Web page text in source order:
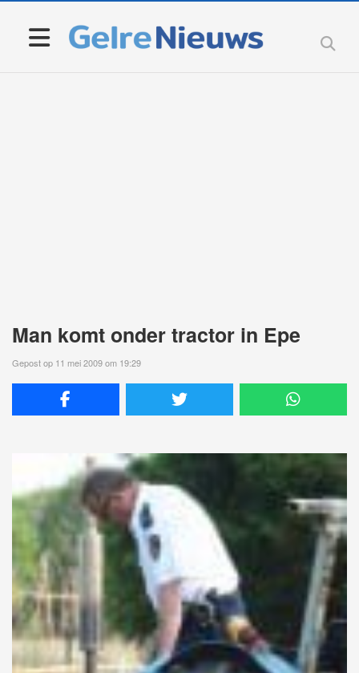
Man komt onder tractor in Epe
Gepost op 11 mei 2009 om 19:29